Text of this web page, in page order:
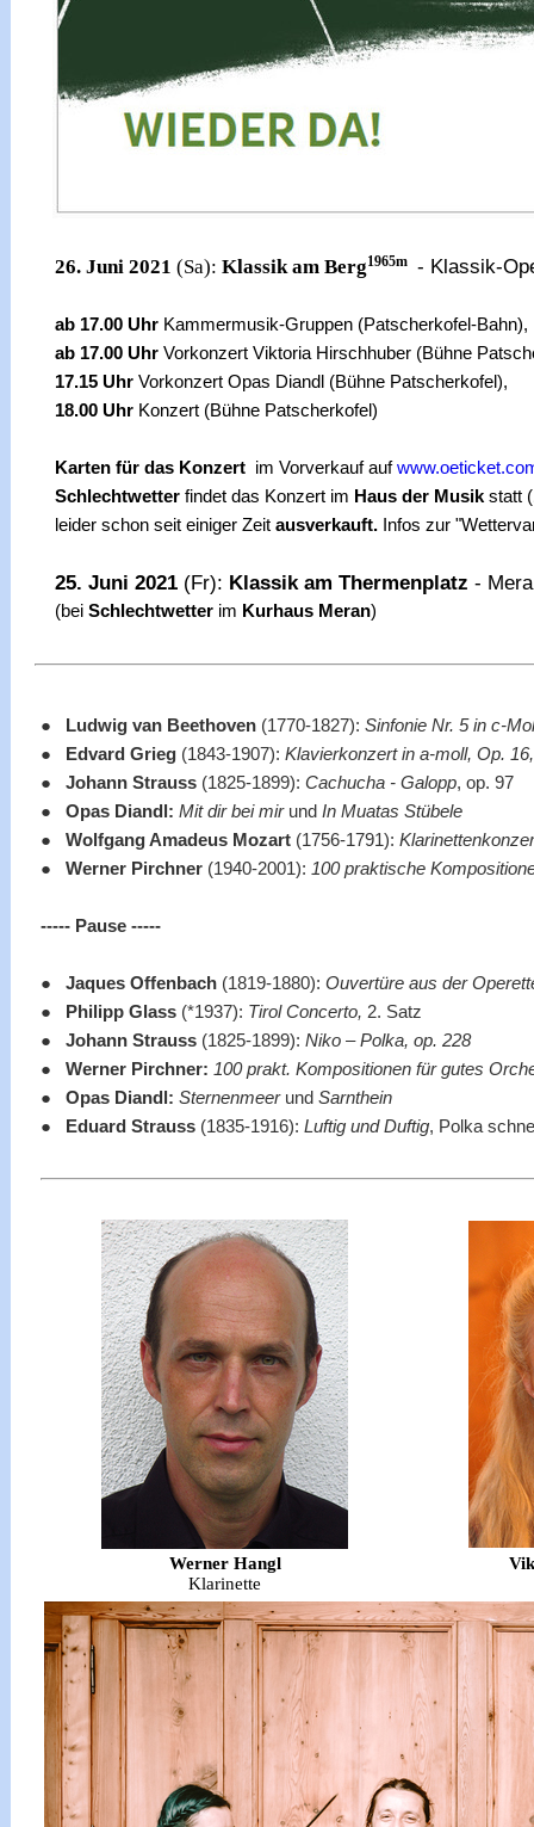
26. Juni 2021 (Sa): Klassik am Berg1965m - Klassik-
ab 17.00 Uhr Kammermusik-Gruppen (Patscherkofel-Bahn),
ab 17.00 Uhr Vorkonzert Viktoria Hirschhuber (Bühne
17.15 Uhr Vorkonzert Opas Diandl (Bühne Patscherkofel),
18.00 Uhr Konzert (Bühne Patscherkofel)
Karten für das Konzert im Vorverkauf auf
Schlechtwetter findet das Konzert im Haus der Musikstatt (
leider schon seit einiger Zeit ausverkauft. Infos zur
25. Juni 2021 (Fr): Klassik am Thermenplatz -
(bei Schlechtwetter im Kurhaus Meran)
● Ludwig van Beethoven (1770-1827): Sinfonie Nr. 5 in c-
●
Edvard Grieg (1843-1907): Klavierkonzert in a-moll, Op. 16,
● Johann Strauss (1825-1899): Cachucha - Galopp, op. 97
● Opas Diandl: Mit dir bei mir und In Muatas Stübele
● Wolfgang Amadeus Mozart (1756-1791):
● Werner Pirchner (1940-2001): 100 praktische
----- Pause -----
● Jaques Offenbach (1819-1880): Ouvertüre aus der
●
Philipp Glass (*1937): Tirol Concerto, 2. Satz
● Johann Strauss (1825-1899): Niko – Polka, op. 228
● Werner Pirchner: 100 prakt. Kompositionen für gutes
● Opas Diandl: Sternenmeer und Sarnthein
●
Eduard Strauss (1835-1916): Luftig und Duftig, Polka
Werner Hangl
Klarinette